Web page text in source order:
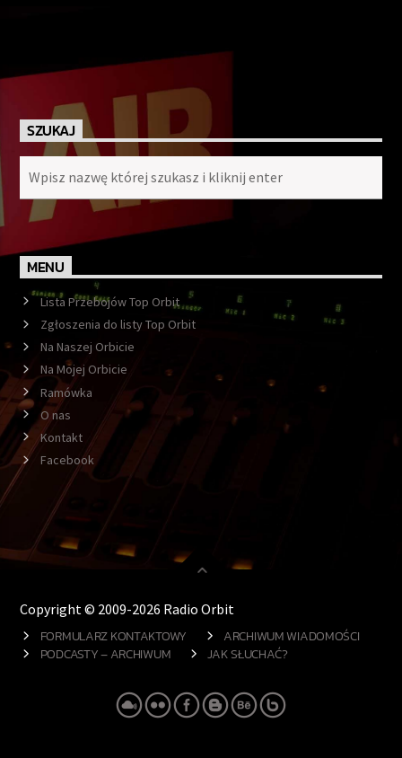
SZUKAJ
MENU
Lista Przebojów Top Orbit
Zgłoszenia do listy Top Orbit
Na Naszej Orbicie
Na Mojej Orbicie
Ramówka
O nas
Kontakt
Facebook
Copyright © 2009-2026 Radio Orbit
FORMULARZ KONTAKTOWY
ARCHIWUM WIADOMOŚCI
PODCASTY – ARCHIWUM
JAK SŁUCHAĆ?